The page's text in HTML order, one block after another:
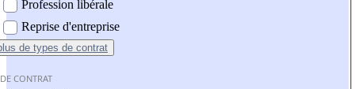
Profession libérale
Reprise d'entreprise
de types de contrat
CONTRAT